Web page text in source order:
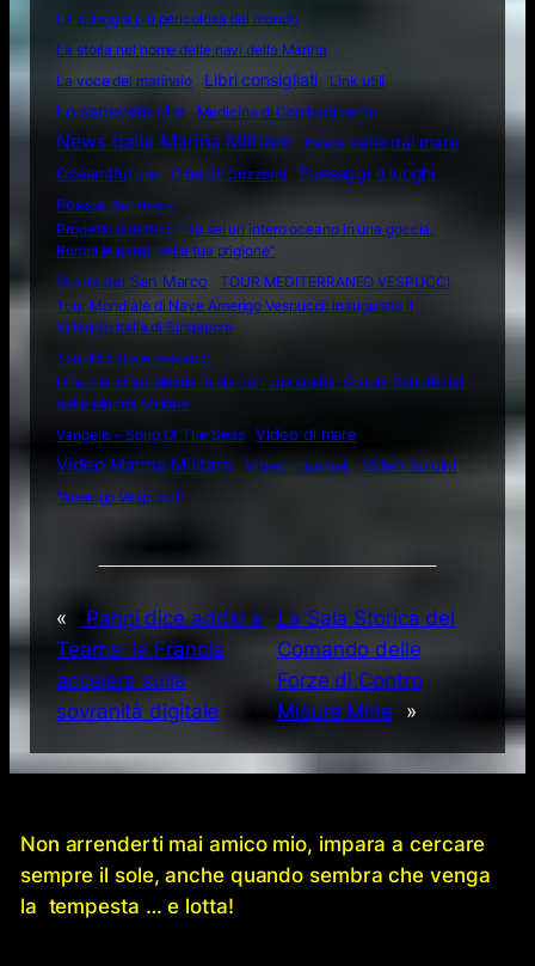
La spiaggia più pericolosa del mondo
La storia nel nome delle navi della Marina
La voce del marinaio
Libri consigliati Link utili
Lo sapevate che Medicina di Combattimento
News dalla Marina Militare
news varie dal mare
Ocean4future
Oltre Gli Orizzonti
Paesaggi e luoghi
Poesie del mare
Progetto didattico: “Tu sei un intero oceano in una goccia.
Rompi le pareti della tua prigione”
Storia del San Marco
TOUR MEDITERRANEO VESPUCCI
Tour Mondiale di Nave Amerigo Vespucci: inaugurato il
Villaggio Italia di Singapore
Tour Mondiale Vespucci
Una vita straordinaria inizia con una scelta: Scuola Sottufficiali
della Marina Militare
Vangelis – Song Of The Seas
Video di mare
Video Marina Militare Video musicali
Video Soldini
“Amerigo Vespucci”
«
Parigi dice addio a
Teams: la Francia
accelera sulla
sovranità digitale
La Sala Storica del
Comando delle
Forze di Contro
Misure Mine
»
Non arrenderti mai amico mio, impara a cercare
sempre il sole, anche quando sembra che venga
la tempesta … e lotta!